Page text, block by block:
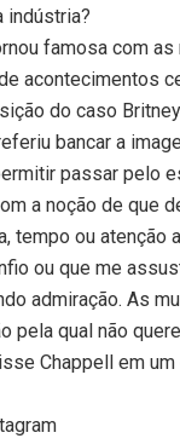
indústria?
famosa com
acontecimentos
do caso
bancar a
passar pelo
a noção de que
tempo ou atenção
ou que me
admiração. As
pela qual não
Chappell em